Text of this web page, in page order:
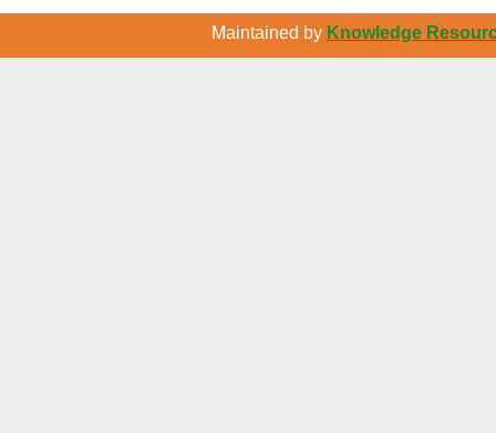
Maintained by Knowledge